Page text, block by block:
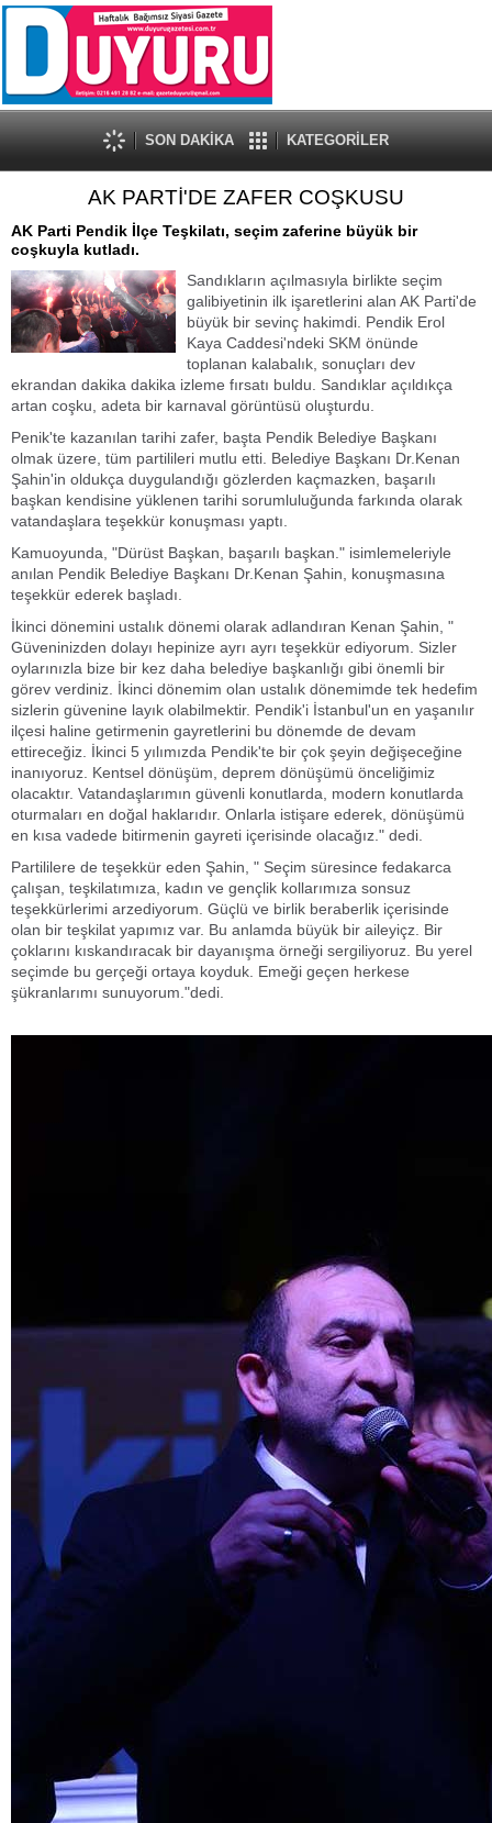
SON DAKİKA KATEGORİLER
AK PARTİ'DE ZAFER COŞKUSU
AK Parti Pendik İlçe Teşkilatı, seçim zaferine büyük bir
coşkuyla kutladı.
Sandıkların açılmasıyla birlikte seçim
galibiyetinin ilk işaretlerini alan AK Parti'de
büyük bir sevinç hakimdi. Pendik Erol
Kaya Caddesi'ndeki SKM önünde
toplanan kalabalık, sonuçları dev
ekrandan dakika dakika izleme fırsatı buldu. Sandıklar açıldıkça
artan coşku, adeta bir karnaval görüntüsü oluşturdu.
Penik'te kazanılan tarihi zafer, başta Pendik Belediye Başkanı
olmak üzere, tüm partilileri mutlu etti. Belediye Başkanı Dr.Kenan
Şahin'in oldukça duygulandığı gözlerden kaçmazken, başarılı
başkan kendisine yüklenen tarihi sorumluluğunda farkında olarak
vatandaşlara teşekkür konuşması yaptı.
Kamuoyunda, "Dürüst Başkan, başarılı başkan." isimlemeleriyle
anılan Pendik Belediye Başkanı Dr.Kenan Şahin, konuşmasına
teşekkür ederek başladı.
İkinci dönemini ustalık dönemi olarak adlandıran Kenan Şahin, "
Güveninizden dolayı hepinize ayrı ayrı teşekkür ediyorum. Sizler
oylarınızla bize bir kez daha belediye başkanlığı gibi önemli bir
görev verdiniz. İkinci dönemim olan ustalık dönemimde tek hedefim
sizlerin güvenine layık olabilmektir. Pendik'i İstanbul'un en yaşanılır
ilçesi haline getirmenin gayretlerini bu dönemde de devam
ettireceğiz. İkinci 5 yılımızda Pendik'te bir çok şeyin değişeceğine
inanıyoruz. Kentsel dönüşüm, deprem dönüşümü önceliğimiz
olacaktır. Vatandaşlarımın güvenli konutlarda, modern konutlarda
oturmaları en doğal haklarıdır. Onlarla istişare ederek, dönüşümü
en kısa vadede bitirmenin gayreti içerisinde olacağız." dedi.
Partililere de teşekkür eden Şahin, " Seçim süresince fedakarca
çalışan, teşkilatımıza, kadın ve gençlik kollarımıza sonsuz
teşekkürlerimi arzediyorum. Güçlü ve birlik beraberlik içerisinde
olan bir teşkilat yapımız var. Bu anlamda büyük bir aileyiçz. Bir
çoklarını kıskandıracak bir dayanışma örneği sergiliyoruz. Bu yerel
seçimde bu gerçeği ortaya koyduk. Emeği geçen herkese
şükranlarımı sunuyorum."dedi.